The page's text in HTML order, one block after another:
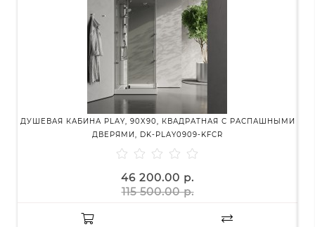
ДУШЕВАЯ КАБИНА PLAY, 90X90, КВАДРАТНАЯ С РАСПАШНЫМИ
ДВЕРЯМИ, DK-PLAY0909-KFCR
46 200.00 р.
115 500.00 р.